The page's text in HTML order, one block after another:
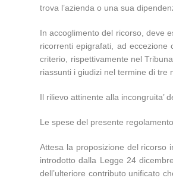
trova l’azienda o una sua
In accoglimento del ricorso, deve
ricorrenti epigrafati, ad eccezione
criterio, rispettivamente nel
riassunti i giudizi nel termine di tre
Il rilievo attinente alla incongruita’
Le spese del presente
Attesa la proposizione del ricorso
introdotto dalla Legge 24
dell’ulteriore contributo unificato